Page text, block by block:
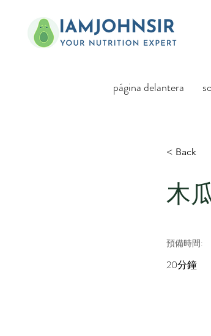
página delantera
< Back
木
預備時間:
20分鐘